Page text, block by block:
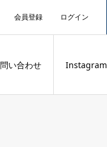
会員登録 ログイン
い合わせ Instagram